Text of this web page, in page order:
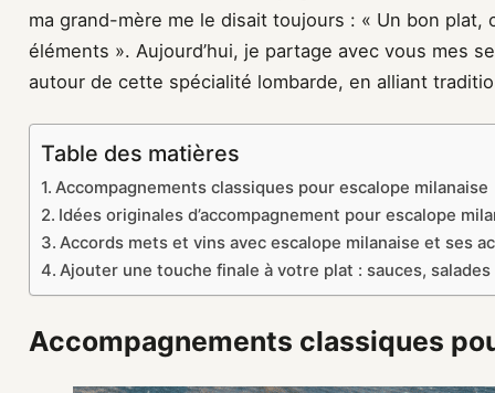
ma grand-mère me le disait toujours : « Un bon plat,
éléments ». Aujourd’hui, je partage avec vous mes
autour de cette spécialité lombarde, en alliant
Table des matières
Accompagnements classiques pour escalope milanaise
Idées originales d’accompagnement pour escalope
Accords mets et vins avec escalope milanaise et ses
Ajouter une touche finale à votre plat : sauces,
Accompagnements classiques